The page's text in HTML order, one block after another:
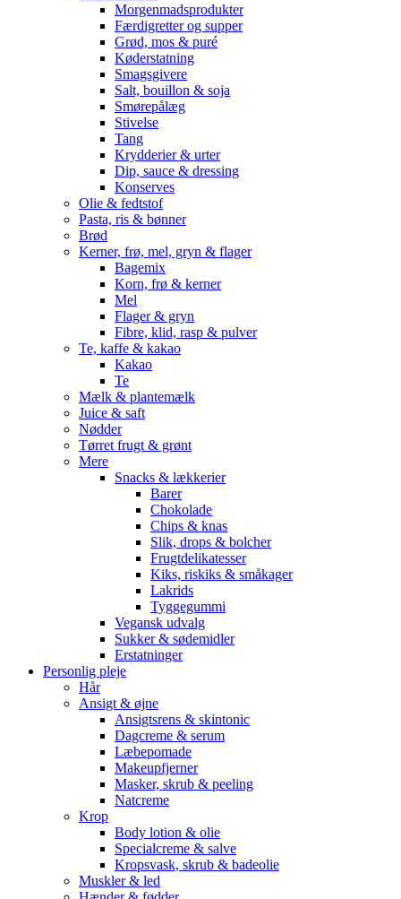
Morgenmadsprodukter
Færdigretter og supper
Grød, mos & puré
Køderstatning
Smagsgivere
Salt, bouillon & soja
Smørepålæg
Stivelse
Tang
Krydderier & urter
Dip, sauce & dressing
Konserves
Olie & fedtstof
Pasta, ris & bønner
Brød
Kerner, frø, mel, gryn & flager
Bagemix
Korn, frø & kerner
Mel
Flager & gryn
Fibre, klid, rasp & pulver
Te, kaffe & kakao
Kakao
Te
Mælk & plantemælk
Juice & saft
Nødder
Tørret frugt & grønt
Mere
Snacks & lækkerier
Barer
Chokolade
Chips & knas
Slik, drops & bolcher
Frugtdelikatesser
Kiks, riskiks & småkager
Lakrids
Tyggegummi
Vegansk udvalg
Sukker & sødemidler
Erstatninger
Personlig pleje
Hår
Ansigt & øjne
Ansigtsrens & skintonic
Dagcreme & serum
Læbepomade
Makeupfjerner
Masker, skrub & peeling
Natcreme
Krop
Body lotion & olie
Specialcreme & salve
Kropsvask, skrub & badeolie
Muskler & led